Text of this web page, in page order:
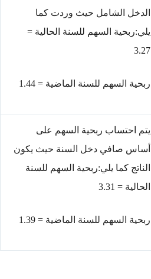
الدخل الشامل حيث وردت كما
يلي:ربحية السهم للسنة الحالية =
3.27
ربحية السهم للسنة الماضية = 1.44
يتم احتساب ربحية السهم على
أساس صافي دخل السنة حيث يكون
الناتج كما يلي:ربحية السهم للسنة
الحالية = 3.31
ربحية السهم للسنة الماضية = 1.39